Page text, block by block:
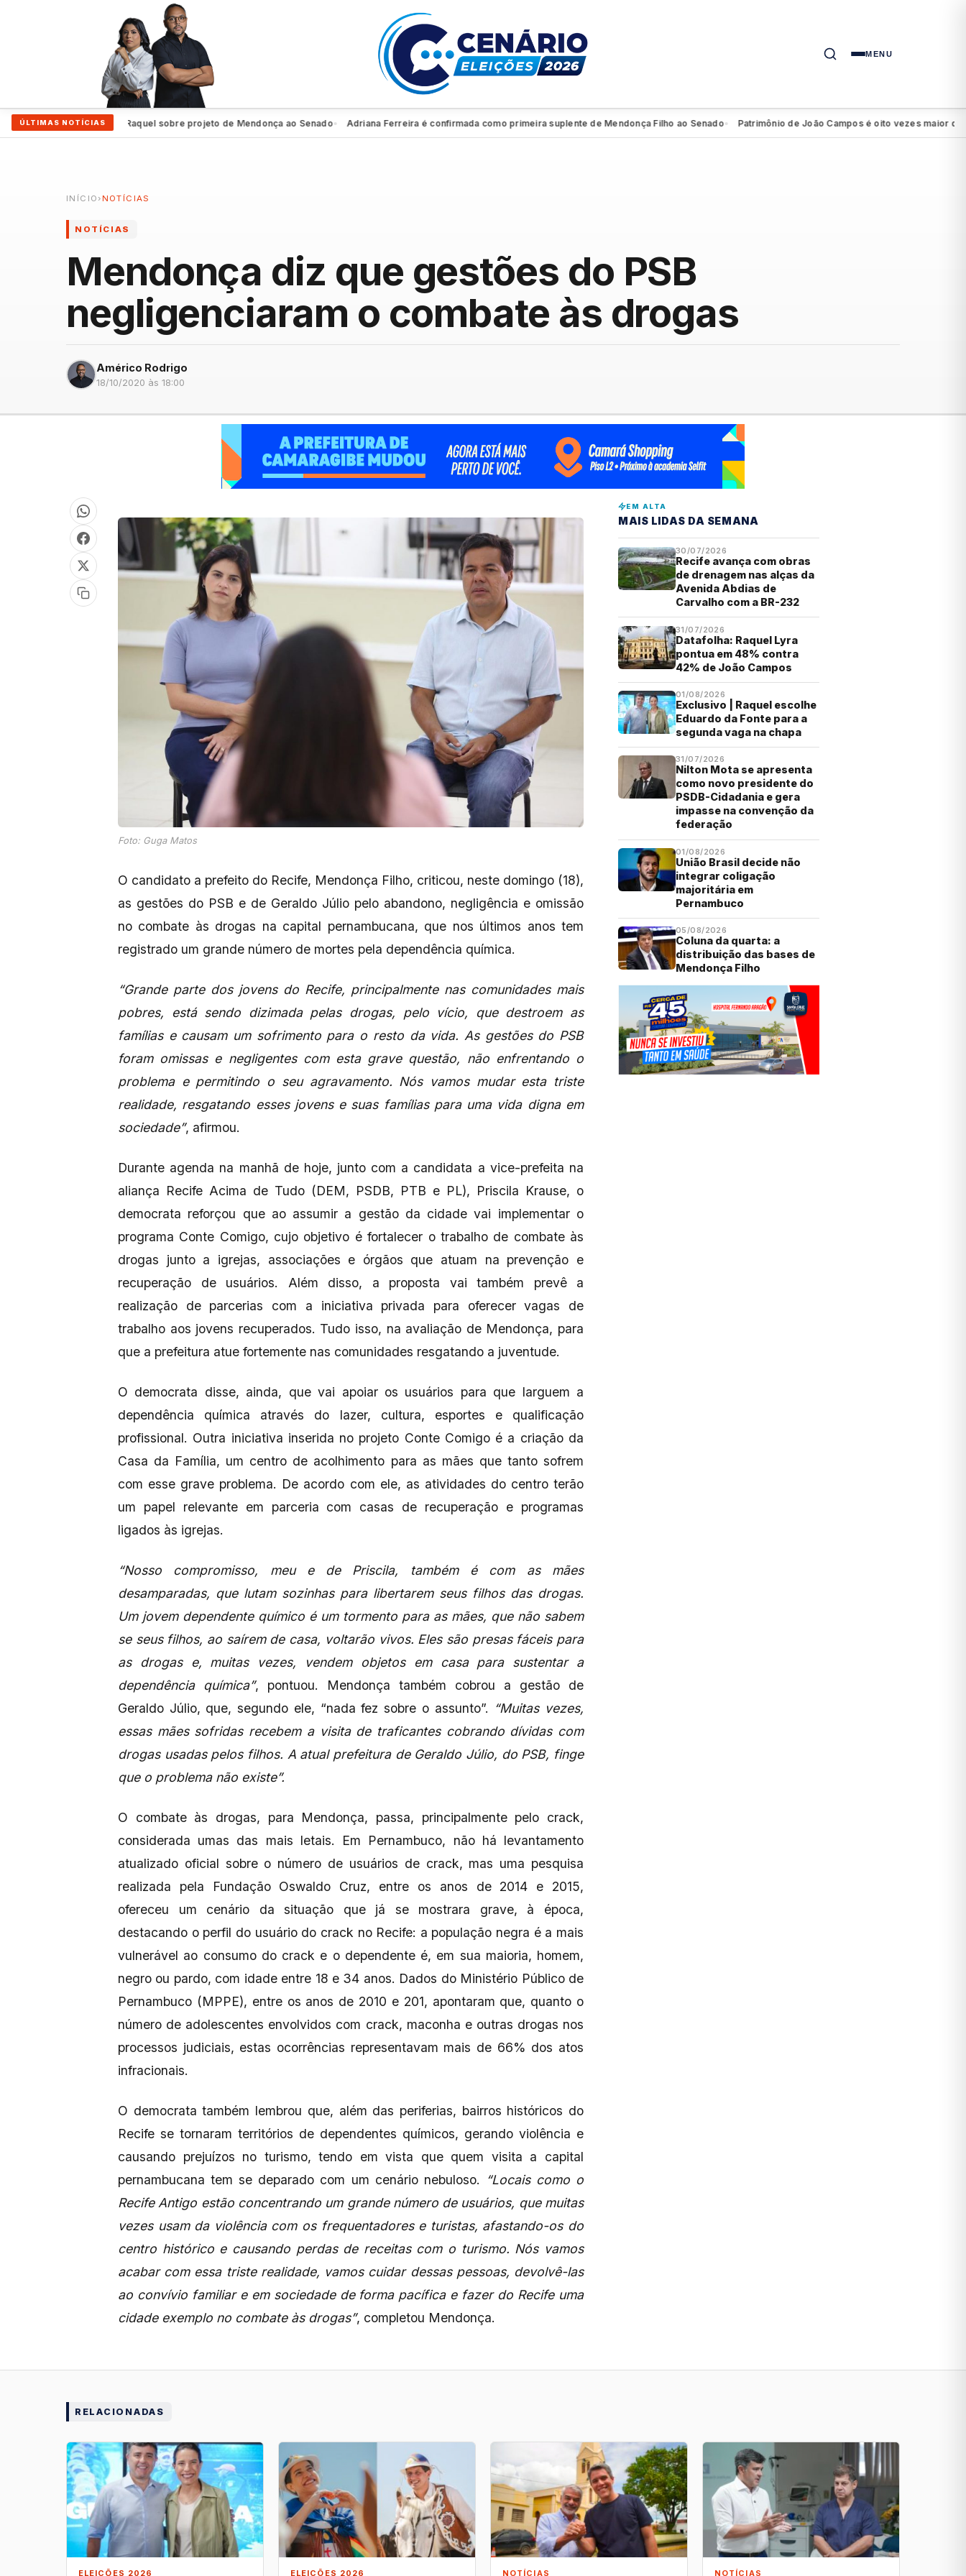
MENU
ÚLTIMAS NOTÍCIAS
candidato”, diz Raquel sobre projeto de Mendonça ao Senado● Adriana Ferreira é confirmada como primeira suplente de Mendonça Filho ao Senado● Patrimônio de João Campos é oito vezes maior que o
INÍCIO ›NOTÍCIAS
NOTÍCIAS
Mendonça diz que gestões do PSB
negligenciaram o combate às drogas
Américo Rodrigo
18/10/2020 às 18:00
Foto: Guga Matos
O candidato a prefeito do Recife, Mendonça Filho, criticou, neste domingo (18),
as gestões do PSB e de Geraldo Júlio pelo abandono, negligência e omissão
no combate às drogas na capital pernambucana, que nos últimos anos tem
registrado um grande número de mortes pela dependência química.
“Grande parte dos jovens do Recife, principalmente nas comunidades mais
pobres, está sendo dizimada pelas drogas, pelo vício, que destroem as
famílias e causam um sofrimento para o resto da vida. As gestões do PSB
foram omissas e negligentes com esta grave questão, não enfrentando o
problema e permitindo o seu agravamento. Nós vamos mudar esta triste
realidade, resgatando esses jovens e suas famílias para uma vida digna em
sociedade”, afirmou.
Durante agenda na manhã de hoje, junto com a candidata a vice-prefeita na
aliança Recife Acima de Tudo (DEM, PSDB, PTB e PL), Priscila Krause, o
democrata reforçou que ao assumir a gestão da cidade vai implementar o
programa Conte Comigo, cujo objetivo é fortalecer o trabalho de combate às
drogas junto a igrejas, associações e órgãos que atuam na prevenção e
recuperação de usuários. Além disso, a proposta vai também prevê a
realização de parcerias com a iniciativa privada para oferecer vagas de
trabalho aos jovens recuperados. Tudo isso, na avaliação de Mendonça, para
que a prefeitura atue fortemente nas comunidades resgatando a juventude.
O democrata disse, ainda, que vai apoiar os usuários para que larguem a
dependência química através do lazer, cultura, esportes e qualificação
profissional. Outra iniciativa inserida no projeto Conte Comigo é a criação da
Casa da Família, um centro de acolhimento para as mães que tanto sofrem
com esse grave problema. De acordo com ele, as atividades do centro terão
um papel relevante em parceria com casas de recuperação e programas
ligados às igrejas.
“Nosso compromisso, meu e de Priscila, também é com as mães
desamparadas, que lutam sozinhas para libertarem seus filhos das drogas.
Um jovem dependente químico é um tormento para as mães, que não sabem
se seus filhos, ao saírem de casa, voltarão vivos. Eles são presas fáceis para
as drogas e, muitas vezes, vendem objetos em casa para sustentar a
dependência química”, pontuou. Mendonça também cobrou a gestão de
Geraldo Júlio, que, segundo ele, “nada fez sobre o assunto”. “Muitas vezes,
essas mães sofridas recebem a visita de traficantes cobrando dívidas com
drogas usadas pelos filhos. A atual prefeitura de Geraldo Júlio, do PSB, finge
que o problema não existe”.
O combate às drogas, para Mendonça, passa, principalmente pelo crack,
considerada umas das mais letais. Em Pernambuco, não há levantamento
atualizado oficial sobre o número de usuários de crack, mas uma pesquisa
realizada pela Fundação Oswaldo Cruz, entre os anos de 2014 e 2015,
ofereceu um cenário da situação que já se mostrara grave, à época,
destacando o perfil do usuário do crack no Recife: a população negra é a mais
vulnerável ao consumo do crack e o dependente é, em sua maioria, homem,
negro ou pardo, com idade entre 18 e 34 anos. Dados do Ministério Público de
Pernambuco (MPPE), entre os anos de 2010 e 201, apontaram que, quanto o
número de adolescentes envolvidos com crack, maconha e outras drogas nos
processos judiciais, estas ocorrências representavam mais de 66% dos atos
infracionais.
O democrata também lembrou que, além das periferias, bairros históricos do
Recife se tornaram territórios de dependentes químicos, gerando violência e
causando prejuízos no turismo, tendo em vista que quem visita a capital
pernambucana tem se deparado com um cenário nebuloso.
“Locais como o
Recife Antigo estão concentrando um grande número de usuários, que muitas
vezes usam da violência com os frequentadores e turistas, afastando-os do
centro histórico e causando perdas de receitas com o turismo. Nós vamos
acabar com essa triste realidade, vamos cuidar dessas pessoas, devolvê-las
ao convívio familiar e em sociedade de forma pacífica e fazer do Recife uma
cidade exemplo no combate às drogas”, completou Mendonça.
EM ALTA
MAIS LIDAS DA SEMANA
30/07/2026
Recife avança com obras
de drenagem nas alças da
Avenida Abdias de
Carvalho com a BR-232
31/07/2026
Datafolha: Raquel Lyra
pontua em 48% contra
42% de João Campos
01/08/2026
Exclusivo | Raquel escolhe
Eduardo da Fonte para a
segunda vaga na chapa
31/07/2026
Nilton Mota se apresenta
como novo presidente do
PSDB-Cidadania e gera
impasse na convenção da
federação
01/08/2026
União Brasil decide não
integrar coligação
majoritária em
Pernambuco
05/08/2026
Coluna da quarta: a
distribuição das bases de
Mendonça Filho
RELACIONADAS
ELEIÇÕES 2026 ELEIÇÕES 2026 NOTÍCIAS NOTÍCIAS